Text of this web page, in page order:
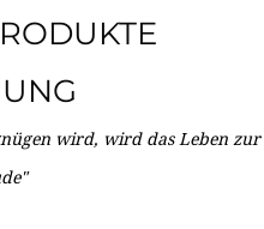
wird, wird das Leben zur